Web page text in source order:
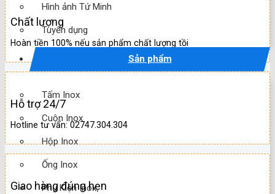
Hình ảnh Tứ Minh
Tuyển dụng
Sản phẩm
Tấm Inox
Cuộn Inox
Hộp Inox
Ống Inox
Phụ Kiện Inox
Chất lượng
Hoàn tiền 100% nếu sản phẩm chất lượng tồi
Hỗ trợ 24/7
Hotline tư vấn: 02747.304.304
Giao hàng đúng hẹn